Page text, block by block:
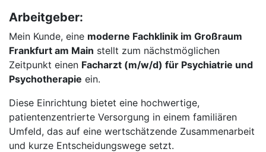
Arbeitgeber:
Mein Kunde, eine moderne Fachklinik im Großraum
Frankfurt am Main stellt zum nächstmöglichen
Zeitpunkt einen Facharzt (m/w/d) für Psychiatrie und
Psychotherapie ein.
Diese Einrichtung bietet eine hochwertige,
patientenzentrierte Versorgung in einem familiären
Umfeld, das auf eine wertschätzende Zusammenarbeit
und kurze Entscheidungswege setzt.